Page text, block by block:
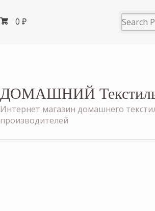
0 ₽
ДОМАШНИЙ
Интернет магазин домашнего
производителей